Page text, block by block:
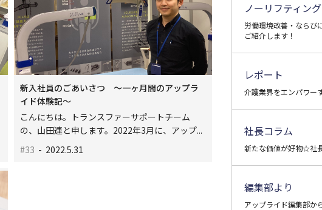
新入社員のごあいさつ ～一ヶ月間のアップラ
イド体験記～
こんにちは。トランスファーサポートチーム
の、山田連と申します。2022年3月に、アップ...
#33 - 2022.5.31
ノーリフティン
労働環境改善・ならび
ご紹介します！
レポート
介護業界をエンパワー
社長コラム
新たな価値が好物☆社
編集部より
アップライド編集部か